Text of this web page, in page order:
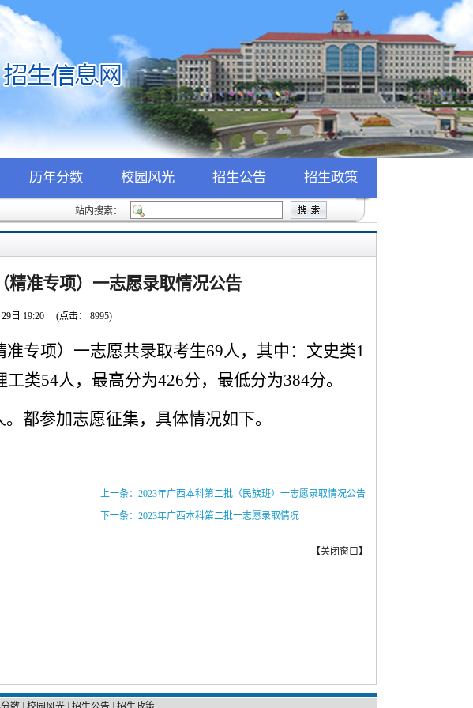
历年分数 校园风光 招生公告 招生政策
站内搜索：
精准专项）一志愿录取情况公告
日 19:20 (点击： 8995)
专项）一志愿共录取考生69人，其中：文史类1
类54人，最高分为426分，最低分为384分。
。都参加志愿征集，具体情况如下。
上一条：2023年广西本科第二批（民族班）一志愿录取情况公告
下一条：2023年广西本科第二批一志愿录取情况
【关闭窗口】